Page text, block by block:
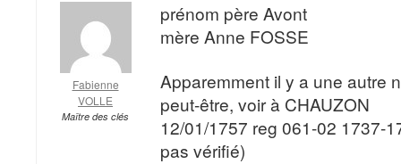
Fabienne
VOLLE
Maître des clés
prénom père Avont
mère Anne FOSSE
Apparemment il y a une autre
peut-être, voir à CHAUZON
12/01/1757 reg 061-02 1737-
pas vérifié)